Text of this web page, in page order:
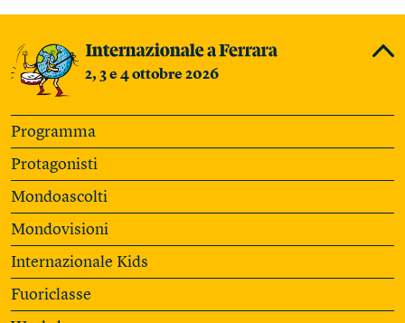
2, 3 e 4 ottobre 2026
Programma
Protagonisti
Mondoascolti
Mondovisioni
Internazionale Kids
Fuoriclasse